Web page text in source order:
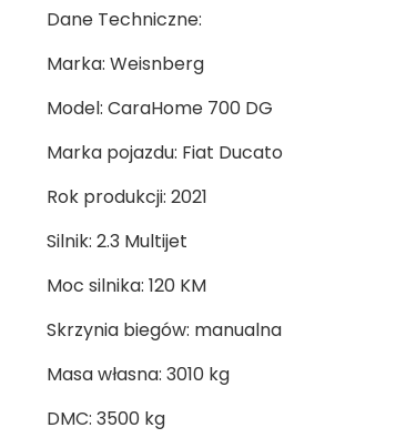
Dane Techniczne:
Marka: Weisnberg
Model: CaraHome 700 DG
Marka pojazdu: Fiat Ducato
Rok produkcji: 2021
Silnik: 2.3 Multijet
Moc silnika: 120 KM
Skrzynia biegów: manualna
Masa własna: 3010 kg
DMC: 3500 kg